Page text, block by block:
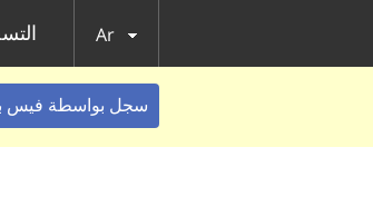
Ar
سجل بواسطة فيس